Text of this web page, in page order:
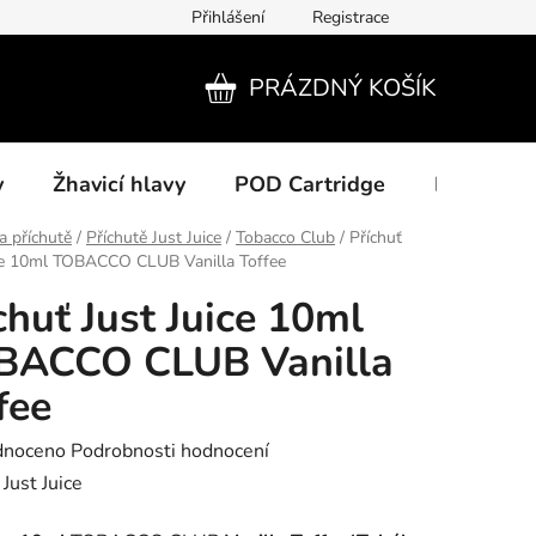
Přihlášení Registrace
KOŠÍK
PRÁZDNÝ KOŠÍK
Žhavicí hlavy POD Cartridge
příchutě / Příchutě Just Juice / Tobacco Club / Příchuť
10ml TOBACCO CLUB Vanilla Toffee
Just Juice 10ml
CLUB Vanilla
Podrobnosti hodnocení
Just Juice